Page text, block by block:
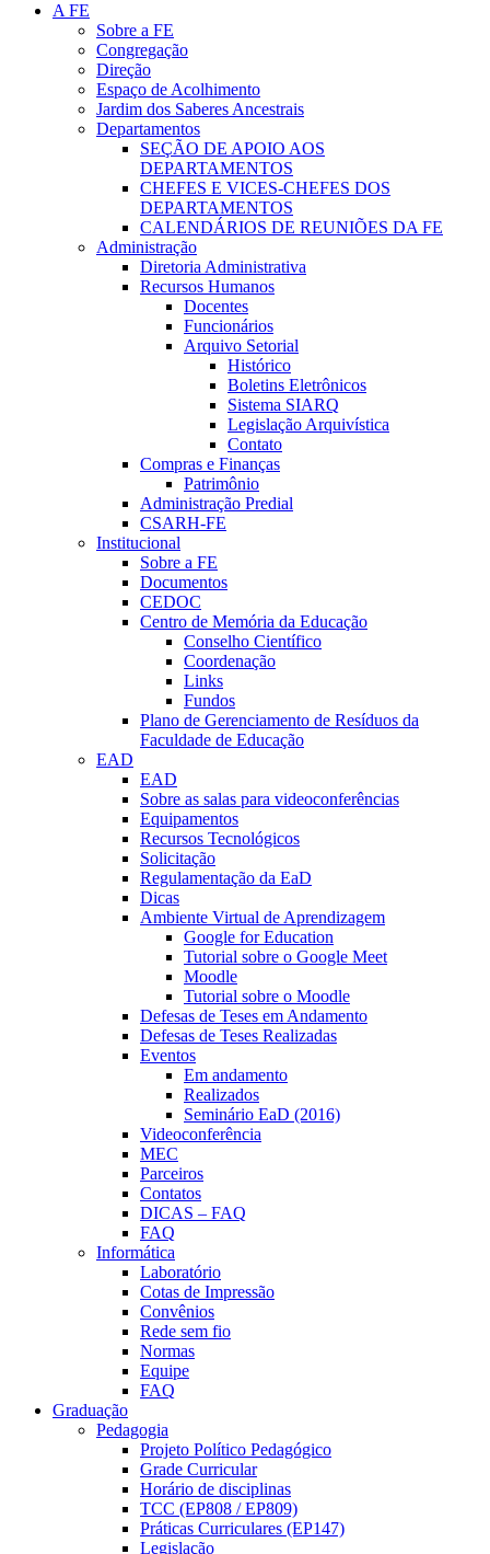
A FE
Sobre a FE
Congregação
Direção
Espaço de Acolhimento
Jardim dos Saberes Ancestrais
Departamentos
SEÇÃO DE APOIO AOS
DEPARTAMENTOS
CHEFES E VICES-CHEFES DOS
DEPARTAMENTOS
CALENDÁRIOS DE REUNIÕES DA FE
Administração
Diretoria Administrativa
Recursos Humanos
Docentes
Funcionários
Arquivo Setorial
Histórico
Boletins Eletrônicos
Sistema SIARQ
Legislação Arquivística
Contato
Compras e Finanças
Patrimônio
Administração Predial
CSARH-FE
Institucional
Sobre a FE
Documentos
CEDOC
Centro de Memória da Educação
Conselho Científico
Coordenação
Links
Fundos
Plano de Gerenciamento de Resíduos da
Faculdade de Educação
EAD
EAD
Sobre as salas para videoconferências
Equipamentos
Recursos Tecnológicos
Solicitação
Regulamentação da EaD
Dicas
Ambiente Virtual de Aprendizagem
Google for Education
Tutorial sobre o Google Meet
Moodle
Tutorial sobre o Moodle
Defesas de Teses em Andamento
Defesas de Teses Realizadas
Eventos
Em andamento
Realizados
Seminário EaD (2016)
Videoconferência
MEC
Parceiros
Contatos
DICAS – FAQ
FAQ
Informática
Laboratório
Cotas de Impressão
Convênios
Rede sem fio
Normas
Equipe
FAQ
Graduação
Pedagogia
Projeto Político Pedagógico
Grade Curricular
Horário de disciplinas
TCC (EP808 / EP809)
Práticas Curriculares (EP147)
Legislação